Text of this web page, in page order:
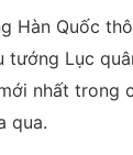
Hàn Quốc
Lục
nhất trong
qua.